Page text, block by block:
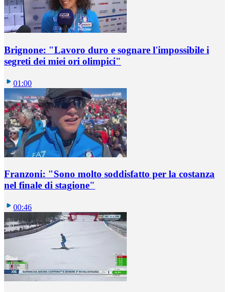
Brignone: "Lavoro duro e sognare l'impossibile i
segreti dei miei ori olimpici"
01:00
Franzoni: "Sono molto soddisfatto per la costanza
nel finale di stagione"
00:46